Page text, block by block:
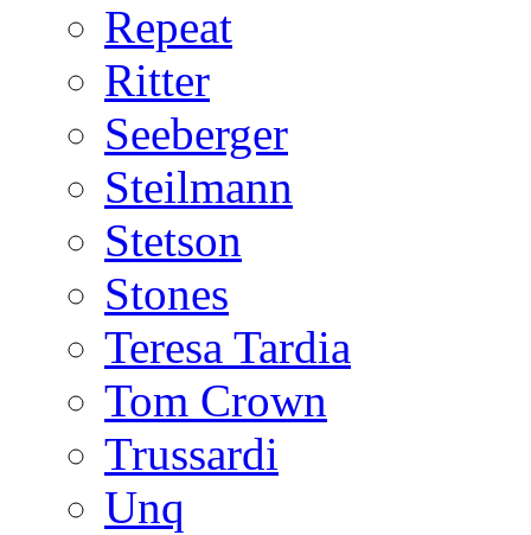
Repeat
Ritter
Seeberger
Steilmann
Stetson
Stones
Teresa Tardia
Tom Crown
Trussardi
Unq